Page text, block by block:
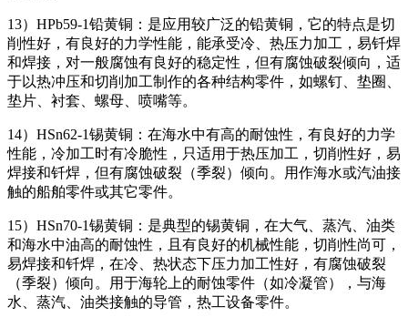
13）HPb59-1铅黄铜：是应用较广泛的铅黄铜，它的特点是切
削性好，有良好的力学性能，能承受冷、热压力加工，易钎焊
和焊接，对一般腐蚀有良好的稳定性，但有腐蚀破裂倾向，适
于以热冲压和切削加工制作的各种结构零件，如螺钉、垫圈、
垫片、衬套、螺母、喷嘴等。
14）HSn62-1锡黄铜：在海水中有高的耐蚀性，有良好的力学
性能，冷加工时有冷脆性，只适用于热压加工，切削性好，易
焊接和钎焊，但有腐蚀破裂（季裂）倾向。用作海水或汽油接
触的船舶零件或其它零件。
15）HSn70-1锡黄铜：是典型的锡黄铜，在大气、蒸汽、油类
和海水中油高的耐蚀性，且有良好的机械性能，切削性尚可，
易焊接和钎焊，在冷、热状态下压力加工性好，有腐蚀破裂
（季裂）倾向。用于海轮上的耐蚀零件（如冷凝管），与海
水、蒸汽、油类接触的导管，热工设备零件。